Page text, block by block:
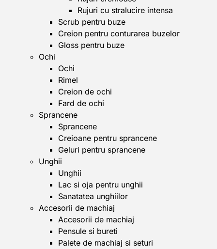
Rujuri cu stralucire intensa
Scrub pentru buze
Creion pentru conturarea buzelor
Gloss pentru buze
Ochi
Ochi
Rimel
Creion de ochi
Fard de ochi
Sprancene
Sprancene
Creioane pentru sprancene
Geluri pentru sprancene
Unghii
Unghii
Lac si oja pentru unghii
Sanatatea unghiilor
Accesorii de machiaj
Accesorii de machiaj
Pensule si bureti
Palete de machiaj si seturi